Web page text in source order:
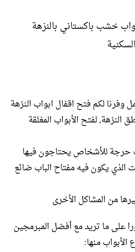
خشب باكستاني بالنزهة
لكم فتح اقفال ابواب النزهة
النزهة, لفتح الأبواب المغلقة
للأشخاص يحتاجون فيها
الذي يكون فيه مفتاح الباب ضائع
من المشاكل الأخرى
على ما تريد مع أفضل المبرمجين
منها: